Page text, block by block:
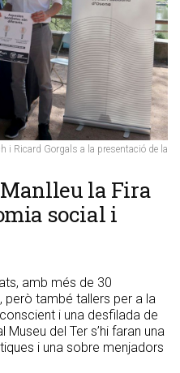
i Ricard Gorgals a la presentació de la
la Fira
social i
amb més de 30
també tallers per a la
i una desfilada de
Museu del Ter s’hi faran una
i una sobre menjadors